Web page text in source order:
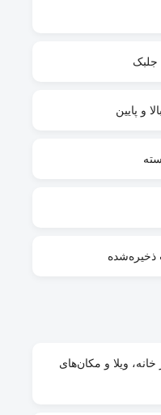
جلبک
ذخیره‌شده
ویلا و مکان‌های